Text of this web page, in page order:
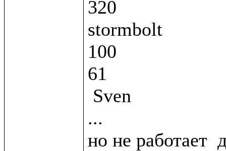
320
stormbolt
100
61
...
но не работает